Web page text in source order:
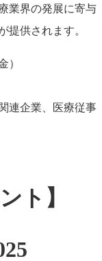
業界の発展に寄与
提供されます。
）
連企業、医療従事
ト】